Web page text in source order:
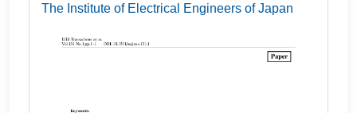
The Institute of Electrical Engineers of Japan